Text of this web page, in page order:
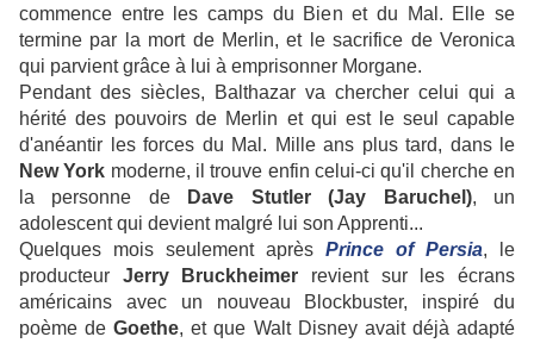
commence entre les camps du Bien et du Mal. Elle se
termine par la mort de Merlin, et le sacrifice de Veronica
qui parvient grâce à lui à emprisonner Morgane.
Pendant des siècles, Balthazar va chercher celui qui a
hérité des pouvoirs de Merlin et qui est le seul capable
d'anéantir les forces du Mal. Mille ans plus tard, dans le
New York moderne, il trouve enfin celui-ci qu'il cherche en
la personne de
Dave Stutler (Jay Baruchel), un
adolescent qui devient malgré lui son Apprenti...
Quelques mois seulement après Prince of Persia, le
producteur Jerry Bruckheimer revient sur les écrans
américains avec un nouveau Blockbuster, inspiré du
poème deGoethe, et que Walt Disney avait déjà adapté